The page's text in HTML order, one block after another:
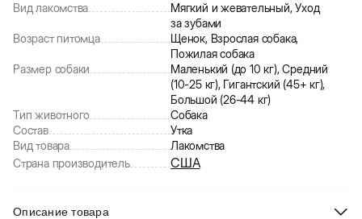
Вид лакомства
Мягкий и жевательный, Уход
за зубами
Возраст питомца
Щенок, Взрослая собака,
Пожилая собака
Размер собаки
Маленький (до 10 кг), Средний
(10-25 кг), Гигантский (45+ кг),
Большой (26-44 кг)
Тип животного
Собака
Состав
Утка
Вид товара
Лакомства
Страна производитель
США
Описание товара